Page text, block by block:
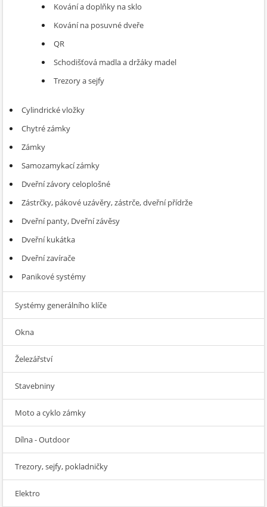
Kování a doplňky na sklo
Kování na posuvné dveře
QR
Schodišťová madla a držáky madel
Trezory a sejfy
Cylindrické vložky
Chytré zámky
Zámky
Samozamykací zámky
Dveřní závory celoplošné
Zástrčky, pákové uzávěry, zástrče, dveřní přídrže
Dveřní panty, Dveřní závěsy
Dveřní kukátka
Dveřní zavírače
Panikové systémy
Systémy generálního klíče
Okna
Železářství
Stavebniny
Moto a cyklo zámky
Dílna - Outdoor
Trezory, sejfy, pokladničky
Elektro